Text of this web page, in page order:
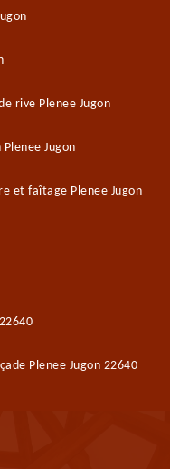
rive Plenee Jugon
Jugon
et faîtage Plenee Jugon
Plenee Jugon 22640